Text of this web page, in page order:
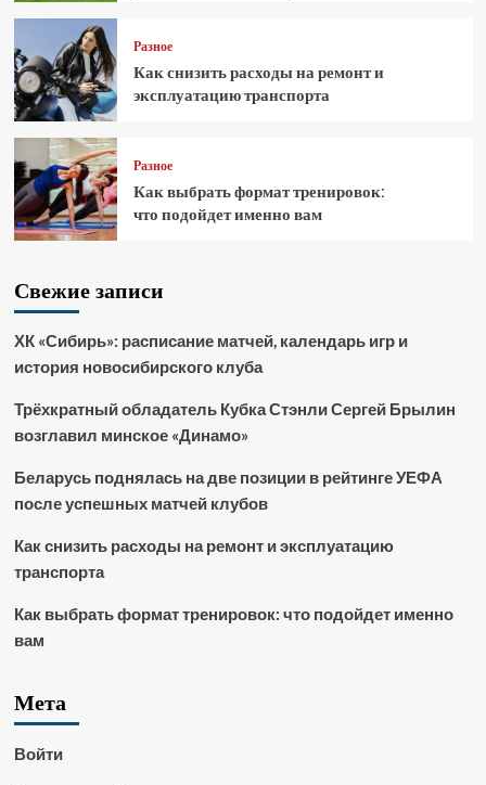
Разное
Как снизить расходы на ремонт и
эксплуатацию транспорта
Разное
Как выбрать формат тренировок:
что подойдет именно вам
Свежие записи
ХК «Сибирь»: расписание матчей, календарь игр и
история новосибирского клуба
Трёхкратный обладатель Кубка Стэнли Сергей Брылин
возглавил минское «Динамо»
Беларусь поднялась на две позиции в рейтинге УЕФА
после успешных матчей клубов
Как снизить расходы на ремонт и эксплуатацию
транспорта
Как выбрать формат тренировок: что подойдет именно
вам
Мета
Войти